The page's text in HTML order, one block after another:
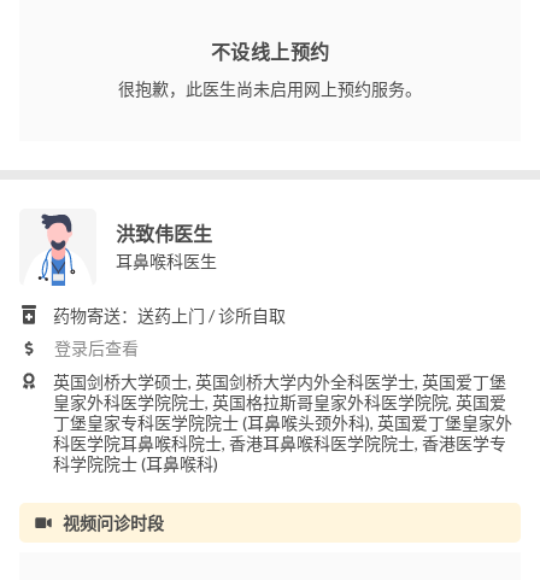
不设线上预约
很抱歉，此医生尚未启用网上预约服务。
洪致伟医生
耳鼻喉科医生
药物寄送：送药上门 / 诊所自取
登录后查看
英国剑桥大学硕士, 英国剑桥大学内外全科医学士, 英国爱丁堡
皇家外科医学院院士, 英国格拉斯哥皇家外科医学院院, 英国爱
丁堡皇家专科医学院院士 (耳鼻喉头颈外科), 英国爱丁堡皇家外
科医学院耳鼻喉科院士, 香港耳鼻喉科医学院院士, 香港医学专
科学院院士 (耳鼻喉科)
视频问诊时段